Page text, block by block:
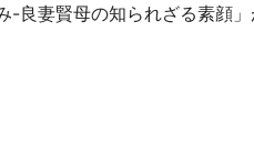
-良妻賢母の知られざる素顔